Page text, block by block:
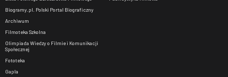
Biogramy.pl. Polski Portal Biograficzny
Archiwum
Filmoteka Szkolna
Olimpiada Wiedzy o Filmie i Komunikacji
Społecznej
Fototeka
Gapla